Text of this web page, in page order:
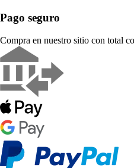
Pago seguro
Compra en nuestro sitio con total